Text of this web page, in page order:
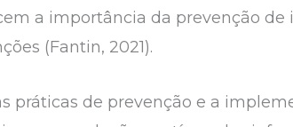
a importância da prevenção
(Fantin, 2021).
práticas de prevenção e a